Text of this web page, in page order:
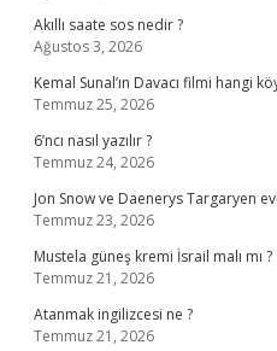
Akıllı saate sos nedir ?
Ağustos 3, 2026
Kemal Sunal’ın Davacı filmi hangi
Temmuz 25, 2026
6’ncı nasıl yazılır ?
Temmuz 24, 2026
Jon Snow ve Daenerys Targaryen
Temmuz 23, 2026
Mustela güneş kremi İsrail malı mı ?
Temmuz 21, 2026
Atanmak ingilizcesi ne ?
Temmuz 21, 2026